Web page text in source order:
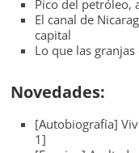
Pico del petróleo,
El canal de
capital
Lo que las granjas
Novedades:
[Autobiografía]
1]